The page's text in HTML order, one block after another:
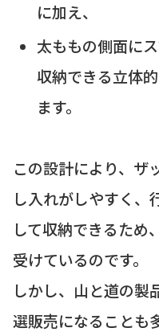
に加え、
太ももの側面に
収納できる立体
ます。
この設計により、ザ
し入れがしやすく、
して収納できるため
受けているのです。
しかし、山と道の製
選販売になることも